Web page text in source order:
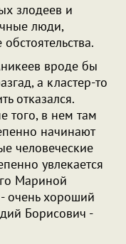
злодеев и
люди,
вроде бы
а кластер-то
отказался.
того, в нем там
начинают
человеческие
увлекается
Мариной
очень хороший
Борисович -